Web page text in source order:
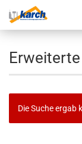
Die Suche ergab